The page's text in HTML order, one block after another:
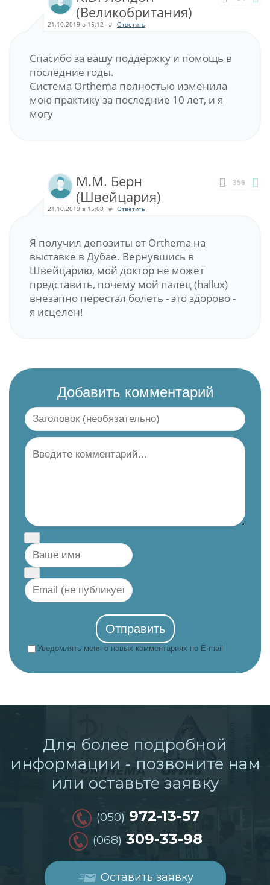
(Великобритания)
21.10.2019 в 15:12 # Ответить
Спасибо за вашу поддержку и помощь в
последние годы.
Система Orthema полностью изменила
мою практику за последние 10 лет, и я
могу
356
M.M. Берн
(Швейцария)
21.10.2019 в 15:08 # Ответить
Я получил депозиты от Orthema на
выставке в Дубае. Вернувшись в
Швейцарию, мой доктор не может
представить, почему мой палец (hallux)
внезапно перестал болеть - это здорово -
я исцелен!
Добавить комментарий
Отправить
Уведомлять меня о новых комментариях по E-mail
Для более подробной
информации - позвоните нам
или оставьте заявку
(050) 972-13-57
(068) 309-33-98
Оставить заявку